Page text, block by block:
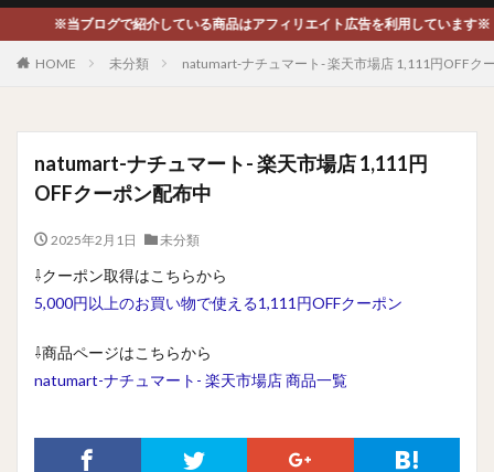
※当ブログで紹介している商品はアフィリエイト広告を利用しています※
HOME 未分類 natumart-ナチュマート- 楽天市場店 1,111円OFFク
natumart-ナチュマート- 楽天市場店 1,111円
OFFクーポン配布中
2025年2月1日 未分類
⇩クーポン取得はこちらから
5,000円以上のお買い物で使える1,111円OFFクーポン
⇩商品ページはこちらから
natumart-ナチュマート- 楽天市場店 商品一覧